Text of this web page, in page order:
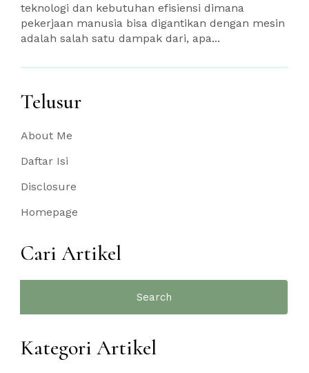
teknologi dan kebutuhan efisiensi dimana
pekerjaan manusia bisa digantikan dengan mesin
adalah salah satu dampak dari, apa...
Telusur
About Me
Daftar Isi
Disclosure
Homepage
Cari Artikel
Kategori Artikel